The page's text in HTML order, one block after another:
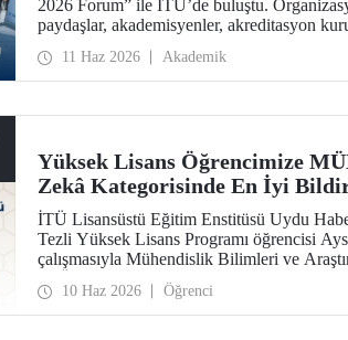
2026 Forum” ile İTÜ’de buluştu.
paydaşlar, akademisyenler, akreditasyon
11 Haz 2026 Akademik
Yüksek Lisans Öğrencimize
Zekâ Kategorisinde En İyi
İTÜ Lisansüstü Eğitim Enstitüsü Uydu
Tezli Yüksek Lisans Programı öğrencisi
çalışmasıyla Mühendislik Bilimleri ve
(MÜBAK 2026) Yapay Zekâ kategorisinde
10 Haz 2026 Öğrenci